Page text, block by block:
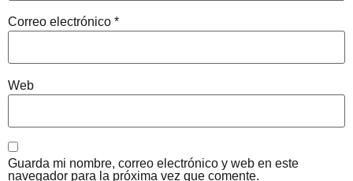
Correo electrónico *
Web
Guarda mi nombre, correo electrónico y web en este
navegador para la próxima vez que comente.